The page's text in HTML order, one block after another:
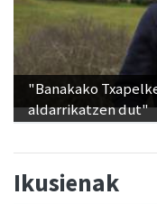
"Banakako
aldarrikatzen dut"
Ikusienak